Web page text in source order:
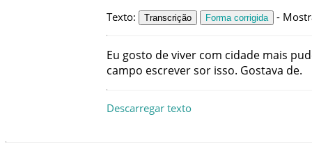
Texto: Transcrição Forma corrigida -
Eu gosto deviver com cidade mais
campo escreversor isso. Gostava de.
Descarregar texto